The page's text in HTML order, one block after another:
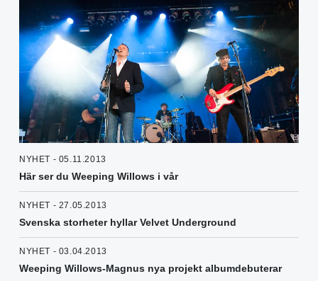
NYHET - 05.11.2013
Här ser du Weeping Willows i vår
NYHET - 27.05.2013
Svenska storheter hyllar Velvet Underground
NYHET - 03.04.2013
Weeping Willows-Magnus nya projekt albumdebuterar